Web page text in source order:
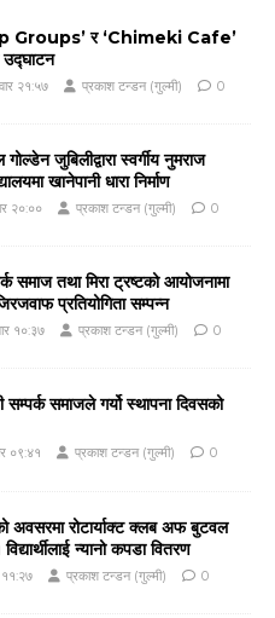
Groups’ र ‘Chimeki Cafe’
२१:५७ प्रकाश टन्डन (गुल्मी) 0
जुबिलीद्वारा स्वर्गीय नुमराज
खानेपानी धारा निर्माण
२०:०० प्रकाश टन्डन (गुल्मी) 0
समाज तथा मिरा ट्रष्टको आयोजनामा
प्रतियोगिता सम्पन्न
१०:३७ प्रकाश टन्डन (गुल्मी) 0
सम्पर्क समाजले गर्यो स्थापना दिवसको
०९:४१ प्रकाश टन्डन (गुल्मी) 0
अवसरमा रोटार्याक्ट क्लब अफ बुटवल
न्यानो कपडा वितरण
प्रकाश टन्डन (गुल्मी) 0